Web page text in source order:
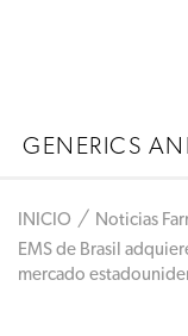
GENERICS
INICIO
Noticias
EMS de Brasil
mercado